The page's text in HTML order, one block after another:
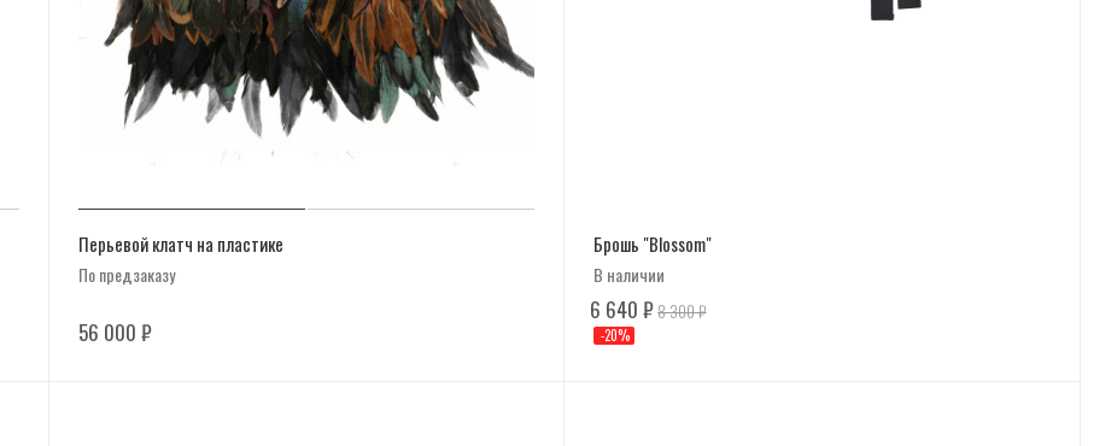
Перьевой клатч на пластике
По предзаказу
56 000 ₽
Брошь "Blossom"
В наличии
6 640 ₽8 300₽
-20%